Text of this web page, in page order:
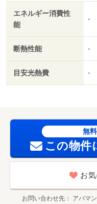
エネルギー消費性
能
-
断熱性能 -
目安光熱費 -
無
この物件
お
お問い合わせ先 アパマ